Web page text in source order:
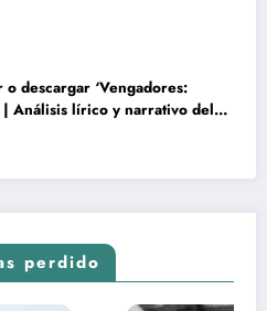
o descargar ‘Vengadores:
| Análisis lírico y narrativo del
perdido